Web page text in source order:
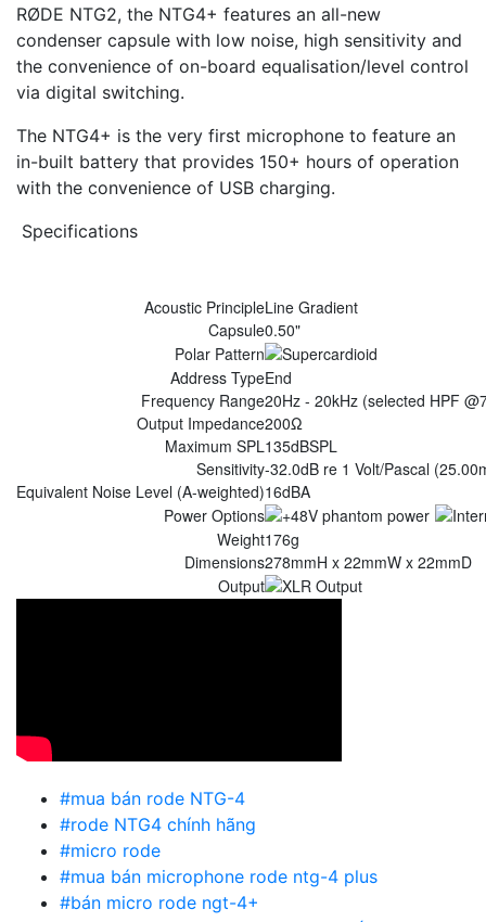
RØDE NTG2, the NTG4+ features an all-new
condenser capsule with low noise, high sensitivity and
the convenience of on-board equalisation/level control
via digital switching.
The NTG4+ is the very first microphone to feature an
in-built battery that provides 150+ hours of operation
with the convenience of USB charging.
Specifications
Acoustic PrincipleLine Gradient
Capsule0.50"
Polar Pattern
Address TypeEnd
Frequency Range20Hz - 20kHz (selected HPF
Output Impedance200Ω
Maximum SPL135dBSPL
Sensitivity-32.0dB re 1 Volt/Pascal
Equivalent Noise Level (A-weighted)16dBA
Power Options
Weight176g
Dimensions278mmH x 22mmW x 22mmD
Output
#mua bán rode NTG-4
#rode NTG4 chính hãng
#micro rode
#mua bán microphone rode ntg-4 plus
#bán micro rode ngt-4+